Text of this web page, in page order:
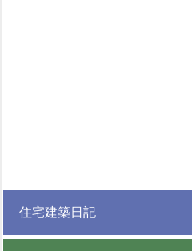
住宅建築日記